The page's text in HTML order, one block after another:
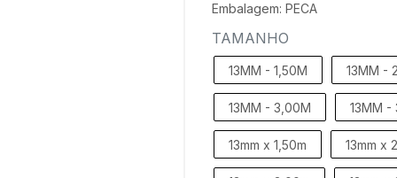
Embalagem: PECA
TAMANHO
13MM - 1,50M 13MM -
13MM - 3,00M 13MM -
13mm x 1,50m 13mm x